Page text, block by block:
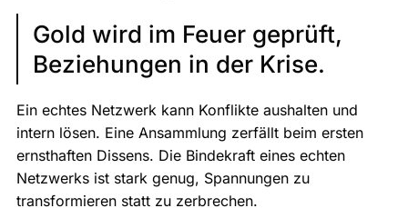
Gold wird im Feuer geprüft,
Beziehungen in der Krise.
Ein echtes Netzwerk kann Konflikte aushalten und
intern lösen. Eine Ansammlung zerfällt beim ersten
ernsthaften Dissens. Die Bindekraft eines echten
Netzwerks ist stark genug, Spannungen zu
transformieren statt zu zerbrechen.